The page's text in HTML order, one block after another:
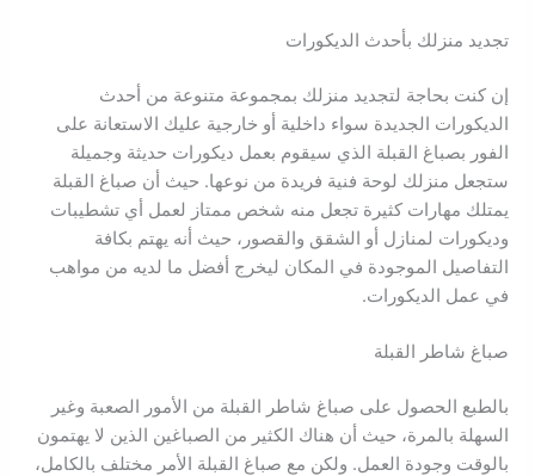
تجديد منزلك بأحدث الديكورات
إن كنت بحاجة لتجديد منزلك بمجموعة متنوعة من أحدث
الديكورات الجديدة سواء داخلية أو خارجية عليك الاستعانة على
الفور بصباغ القبلة الذي سيقوم بعمل ديكورات حديثة وجميلة
ستجعل منزلك لوحة فنية فريدة من نوعها. حيث أن صباغ القبلة
يمتلك مهارات كثيرة تجعل منه شخص ممتاز لعمل أي تشطيبات
وديكورات لمنازل أو الشقق والقصور، حيث أنه يهتم بكافة
التفاصيل الموجودة في المكان ليخرج أفضل ما لديه من مواهب
في عمل الديكورات.
صباغ شاطر القبلة
بالطبع الحصول على صباغ شاطر القبلة من الأمور الصعبة وغير
السهلة بالمرة، حيث أن هناك الكثير من الصباغين الذين لا يهتمون
بالوقت وجودة العمل. ولكن مع صباغ القبلة الأمر مختلف بالكامل،